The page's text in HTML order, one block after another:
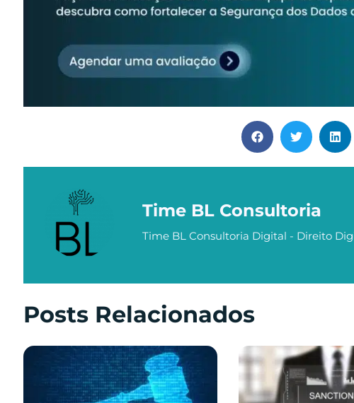
Time BL Consultoria
Time BL Consultoria Digital - Direito
Posts Relacionados